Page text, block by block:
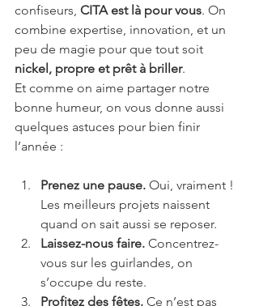
confiseurs, CITA est là pour vous. On
combine expertise, innovation, et un
peu de magie pour que tout soit
nickel, propre et prêt à briller.
Et comme on aime partager notre
bonne humeur, on vous donne aussi
quelques astuces pour bien finir
l’année :
Prenez une pause. Oui, vraiment !
Les meilleurs projets naissent
quand on sait aussi se reposer.
Laissez-nous faire. Concentrez-
vous sur les guirlandes, on
s’occupe du reste.
Profitez des fêtes. Ce n’est pas